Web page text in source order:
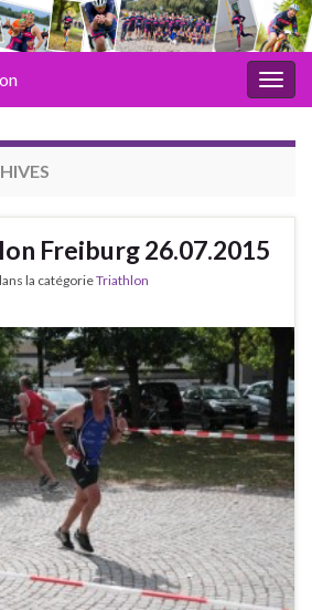
Freiburg 26.07.2015
la catégorieTriathlon